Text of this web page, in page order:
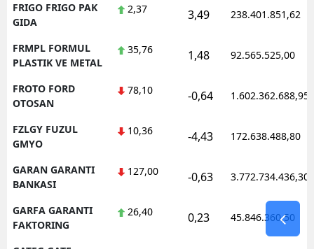
FRIGO FRIGO PAK
GIDA
2,37 3,49 238.401.851,62
FRMPL FORMUL
PLASTIK VE METAL
35,76 1,48 92.565.525,00
FROTO FORD
OTOSAN
78,10 -0,64 1.602.362.688,95
FZLGY FUZUL
GMYO
10,36 -4,43 172.638.488,80
GARAN GARANTI
BANKASI
127,00 -0,63 3.772.734.436,30
GARFA GARANTI
FAKTORING
26,40 0,23 45.846.360,50